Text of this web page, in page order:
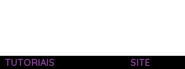
TUTORIAIS SITE